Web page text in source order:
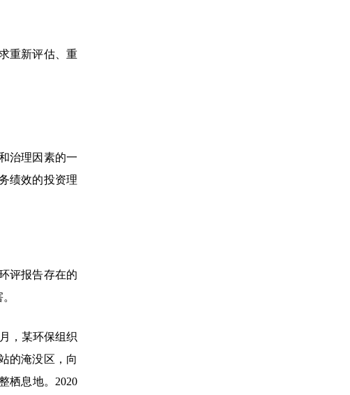
重新评估、重
治理因素的一
绩效的投资理
评报告存在的
，某环保组织
的淹没区，向
栖息地。2020